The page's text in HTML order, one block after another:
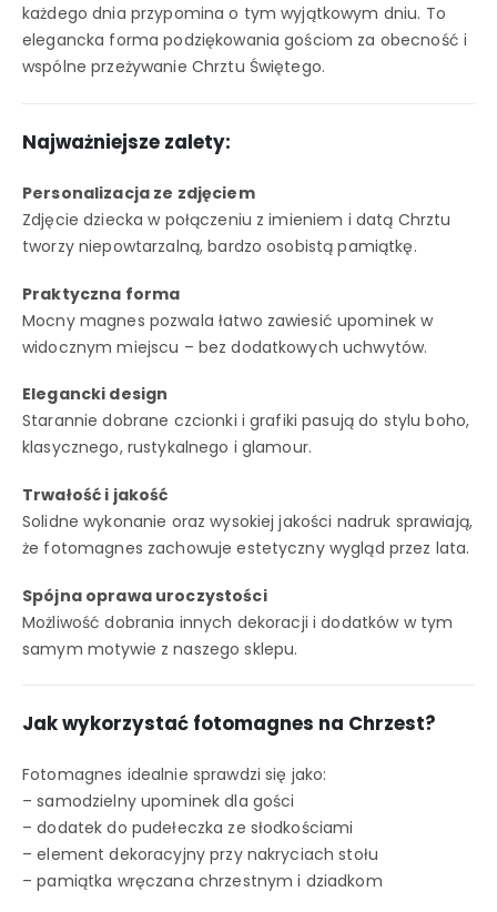
każdego dnia przypomina o tym wyjątkowym dniu. To
elegancka forma podziękowania gościom za obecność i
wspólne przeżywanie Chrztu Świętego.
Najważniejsze zalety:
Personalizacja ze zdjęciem
Zdjęcie dziecka w połączeniu z imieniem i datą Chrztu
tworzy niepowtarzalną, bardzo osobistą pamiątkę.
Praktyczna forma
Mocny magnes pozwala łatwo zawiesić upominek w
widocznym miejscu – bez dodatkowych uchwytów.
Elegancki design
Starannie dobrane czcionki i grafiki pasują do stylu boho,
klasycznego, rustykalnego i glamour.
Trwałość i jakość
Solidne wykonanie oraz wysokiej jakości nadruk sprawiają,
że fotomagnes zachowuje estetyczny wygląd przez lata.
Spójna oprawa uroczystości
Możliwość dobrania innych dekoracji i dodatków w tym
samym motywie z naszego sklepu.
Jak wykorzystać fotomagnes na Chrzest?
Fotomagnes idealnie sprawdzi się jako:
– samodzielny upominek dla gości
– dodatek do pudełeczka ze słodkościami
– element dekoracyjny przy nakryciach stołu
– pamiątka wręczana chrzestnym i dziadkom